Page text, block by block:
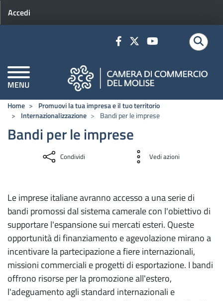
Menu profilo utente
Accedi
MENU
CAMERE DI COMMERCIO D'ITALIA
Servizio nuove imprese
Start up, Incubatori e PMI innovative
Adempimenti amministrativi - Codici ATECO
Registro Imprese - REA- Comunicazione
Unica
Assistenza pratiche Registro Imprese
Domicilio digitale / PEC - Posta elettronica
Home
Promuovi la tua impresa e il tuo territorio
Internazionalizzazione
Bandi per le imprese
Bandi per le imprese
Condividi Vedi azioni
Le imprese italiane avranno accesso a una serie di
bandi promossi dal sistema camerale con l'obiettivo di
supportare l'espansione sui mercati esteri. Queste
opportunità di finanziamento e agevolazione mirano a
incentivare la partecipazione a fiere internazionali,
missioni commerciali e progetti di esportazione. I bandi
offrono risorse per la promozione all'estero,
l'adeguamento agli standard internazionali e